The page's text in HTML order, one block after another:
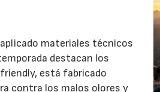
materiales técnicos
destacan los
está fabricado
contra los malos olores y